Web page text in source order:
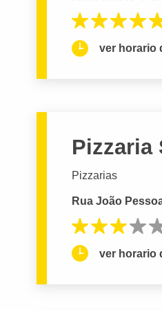
ver horario
Pizzaria
Pizzarias
Rua João
ver horario